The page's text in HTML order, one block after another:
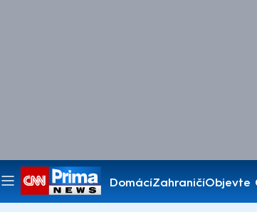
DomácíZahraničíObjevte
Pořady